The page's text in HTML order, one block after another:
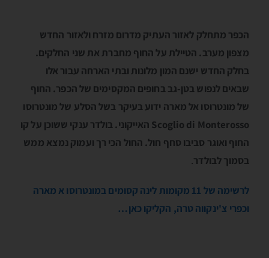
הכפר מתחלק לאזור העתיק מדרום מזרח ולאזור החדש
מצפון מערב. הטיילת על החוף מחברת את שני החלקים.
בחלק החדש ישנם המון מלונות ובתי הארחה עבור אלו
שבאים לנפוש בטן-גב בחופים המקסימים של הכפר. החוף
של מונטרוסו אל מארה ידוע בעיקר בשל הסלע של מונטרוסו
Scoglio di Monterosso האייקוני. בולדר ענקי ששוכן על קו
החוף ואוגר סביבו סחף חול. החול הכי רך ועמוק נמצא ממש
בסמוך לבולדר.
לרשימה של 11 מקומות לינה קסומים במונטרוסו א מארה
וכפרי צ'ינקווה טרה, הקליקו כאן…